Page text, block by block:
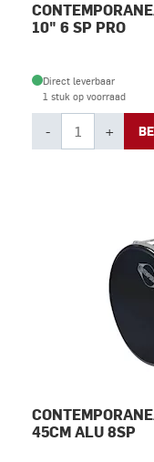
10" 6 SP PRO
Direct leverbaar
1 stuk op voorraad
- +
45CM ALU 8SP